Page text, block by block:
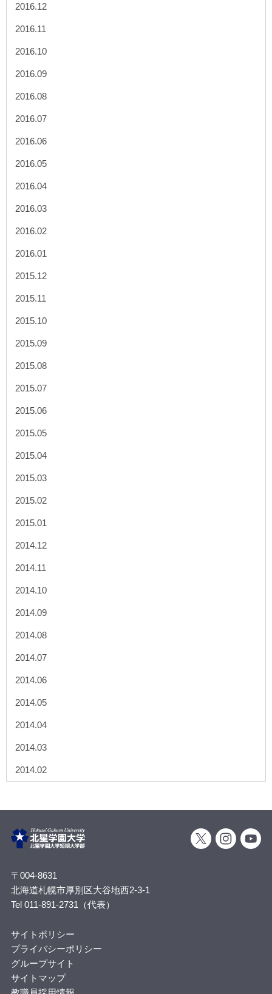
2016.12
2016.11
2016.10
2016.09
2016.08
2016.07
2016.06
2016.05
2016.04
2016.03
2016.02
2016.01
2015.12
2015.11
2015.10
2015.09
2015.08
2015.07
2015.06
2015.05
2015.04
2015.03
2015.02
2015.01
2014.12
2014.11
2014.10
2014.09
2014.08
2014.07
2014.06
2014.05
2014.04
2014.03
2014.02
〒004-8631
北海道札幌市厚別区大谷地西2-3-1
Tel 011-891-2731（代表）
サイトポリシー
プライバシーポリシー
グループサイト
サイトマップ